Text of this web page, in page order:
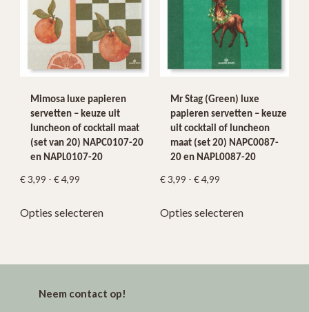
gekozen
worden
op
Mimosa luxe papieren
servetten – keuze uit
luncheon of cocktail maat
(set van 20) NAPC0107-20
en NAPL0107-20
€3,99 - €4,99
tot
Opties selecterenproduct
optie
Mr Stag (Green) luxe
papieren servetten – keuze
uit cocktail of luncheon
maat (set 20) NAPC0087-
20 en NAPL0087-20
€3,99 - €4,99Prijsklasse:
tot
Opties selecterenproduct
Neem contact op!